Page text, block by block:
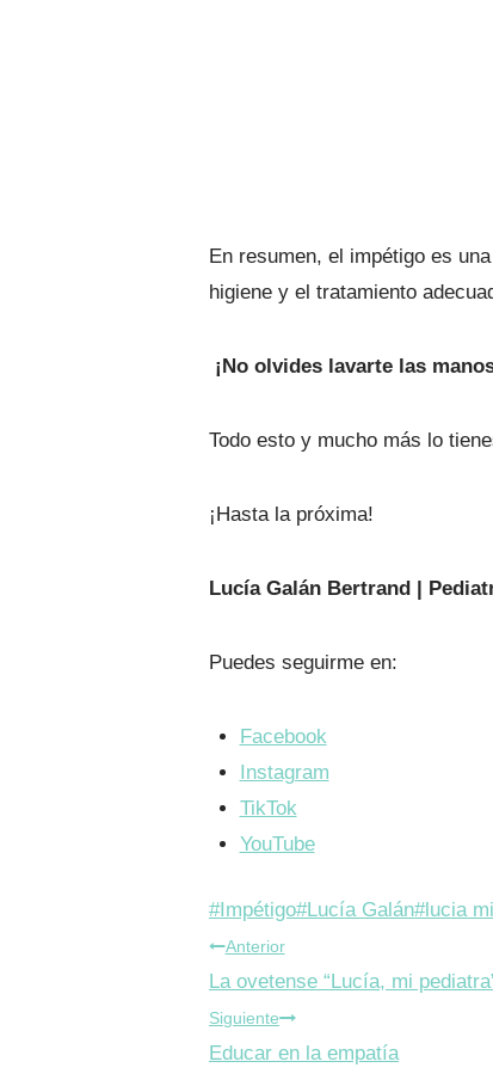
En resumen, el impétigo es
higiene y el tratamiento
¡No olvides lavarte las
Todo esto y mucho más lo
¡Hasta la próxima!
Lucía Galán Bertrand |
Puedes seguirme en:
Facebook
Instagram
TikTok
YouTube
Etiquetas
de
la
entrada:
#Impétigo#Lucía Galán#lucia
Navegación
de
entradas
Anterior
La ovetense “Lucía, mi
Siguiente
Educar en la empatía